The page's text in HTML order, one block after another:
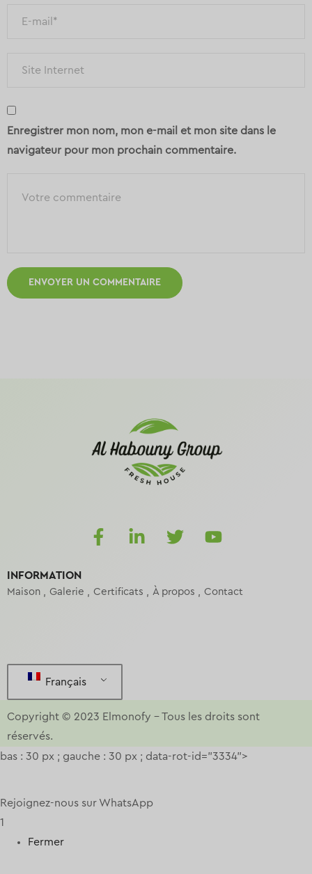
Enregistrer mon nom, mon e-mail et mon site dans le
navigateur pour mon prochain commentaire.
INFORMATION
Maison Galerie Certificats À propos Contact
Français
Copyright © 2023 Elmonofy –Tous les droits sont
réservés.
bas : 30 px ; gauche : 30 px ; data-rot-id="3334">
Rejoignez-nous sur WhatsApp
1
Fermer